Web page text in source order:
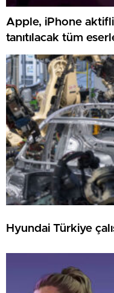
Apple, iPhone
tanıtılacak tüm
Hyundai Türkiye